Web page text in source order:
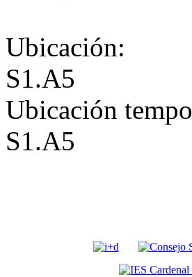
Ubicación:
S1.A5
Ubicación
S1.A5